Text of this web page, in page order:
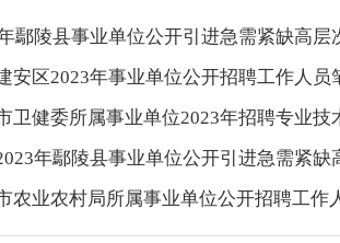
鄢陵县事业单位公开引进急需紧缺高
安区2023年事业单位公开招聘工作人员
卫健委所属事业单位2023年招聘专业技
年鄢陵县事业单位公开引进急需紧
农业农村局所属事业单位公开招聘工作